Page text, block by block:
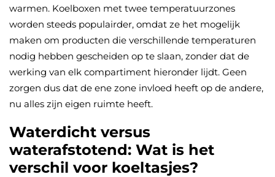
warmen. Koelboxen met twee temperatuurzones
worden steeds populairder, omdat ze het mogelijk
maken om producten die verschillende temperaturen
nodig hebben gescheiden op te slaan, zonder dat de
werking van elk compartiment hieronder lijdt. Geen
zorgen dus dat de ene zone invloed heeft op de andere,
nu alles zijn eigen ruimte heeft.
Waterdicht versus
waterafstotend: Wat is het
verschil voor koeltasjes?